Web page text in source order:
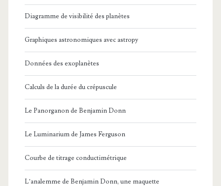
Diagramme de visibilité des planètes
Graphiques astronomiques avec astropy
Données des exoplanètes
Calculs de la durée du crépuscule
Le Panorganon de Benjamin Donn
Le Luminarium de James Ferguson
Courbe de titrage conductimétrique
L’analemme de Benjamin Donn, une maquette